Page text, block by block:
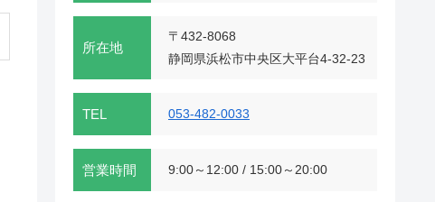
所在地
〒432-8068
静岡県浜松市中央区大平台4-32-23
TEL 053-482-0033
営業時間 9:00～12:00 / 15:00～20:00